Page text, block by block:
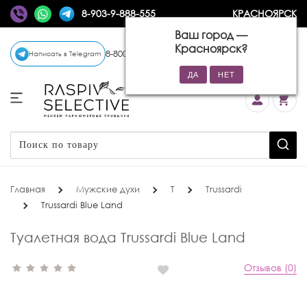
8-903-9-888-555 КРАСНОЯРСК
Ваш город —
Красноярск?
Написать в Telegram 8-800-770-72-34 (бесплатно)
Главная Мужские духи T
Trussardi
Trussardi Blue Land
Туалетная вода Trussardi Blue Land
Отзывов (0)